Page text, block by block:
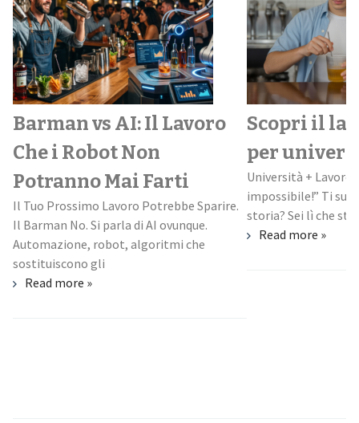
Barman vs AI: Il Lavoro
Che i Robot Non
Potranno Mai Farti
Il Tuo Prossimo Lavoro Potrebbe Sparire.
Il Barman No. Si parla di AI ovunque.
Automazione, robot, algoritmi che
sostituiscono gli
Read more »
Scopri il
per
Università +
impossibile!” Ti
storia? Sei lì che
Read more »